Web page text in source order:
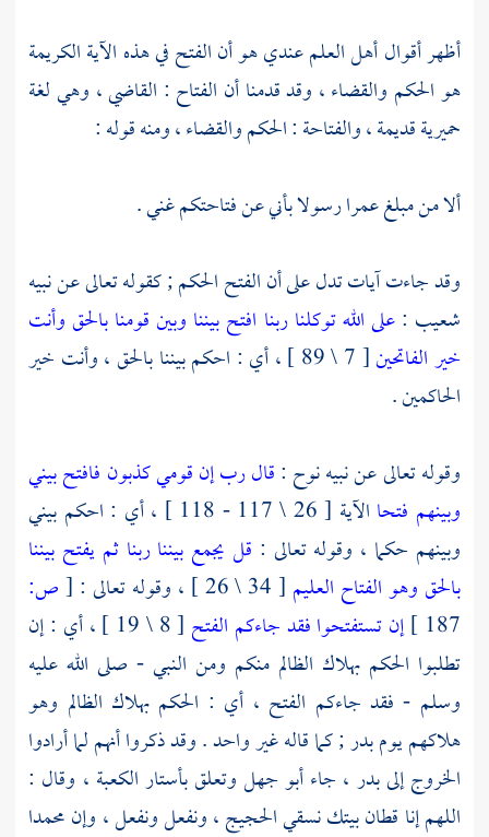
أظهر أقوال أهل العلم عندي هو أن الفتح في هذه الآية الكريمة
هو الحكم والقضاء ، وقد قدمنا أن الفتاح : القاضي ، وهي لغة
حميريةقديمة ، والفتاحة : الحكم والقضاء ، ومنه قوله :
ألا من مبلغعمرارسولا بأني عن فتاحتكم غني .
وقد جاءت آيات تدل على أن الفتح الحكم ; كقوله تعالى عن نبيه
شعيب :على الله توكلنا ربنا افتح بيننا وبين قومنا بالحق وأنت
خير الفاتحين
[ 7 \ 89 ] ، أي : احكم بيننا بالحق ، وأنت خير
الحاكمين .
وقوله تعالى عن نبيهنوح :قال رب إن قومي كذبون فافتح بيني
وبينهم فتحا
الآية [ 26 \ 117 - 118 ] ، أي : احكم بيني
وبينهم حكما ، وقوله تعالى : قل يجمع بيننا ربنا ثم يفتح بيننا
بالحق وهو الفتاح العليم [ 34 \ 26 ] ، وقوله تعالى : [ص:
187 ] إن تستفتحوا فقد جاءكم الفتح
[ 8 \ 19 ] ، أي : إن
تطلبوا الحكم بهلاك الظالم منكم ومن النبي - صلى الله عليه
وسلم - فقد جاءكم الفتح ، أي : الحكم بهلاك الظالم وهو
هلاكهم يومبدر; كما قاله غير واحد . وقد ذكروا أنهم لما أرادوا
الخروج إلىبدر ، جاءأبو جهلوتعلق بأستارالكعبة ، وقال :
اللهم إنا قطان بيتك نسقي الحجيج ، ونفعل ونفعل ، وإنمحمدا